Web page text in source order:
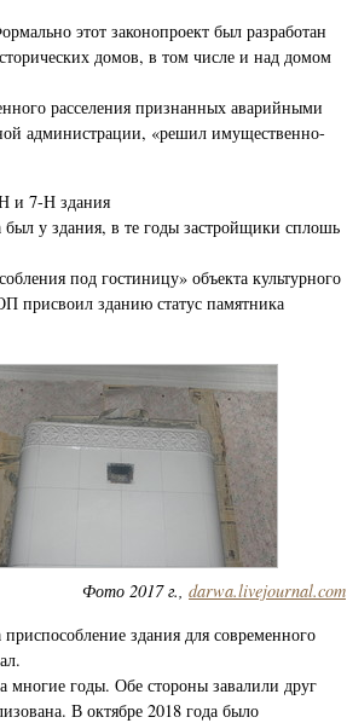
этот законопроект был разработан
домов, в том числе и над домом
расселения признанных аварийными
администрации, «решил имущественно-
и 7-Н здания
был у здания, в те годы застройщики сплошь
под гостиницу» объекта культурного
присвоил зданию статус памятника
Фото 2017 г., darwa.livejournal.com
здания для современного
годы. Обе стороны завалили друг
В октябре 2018 года было